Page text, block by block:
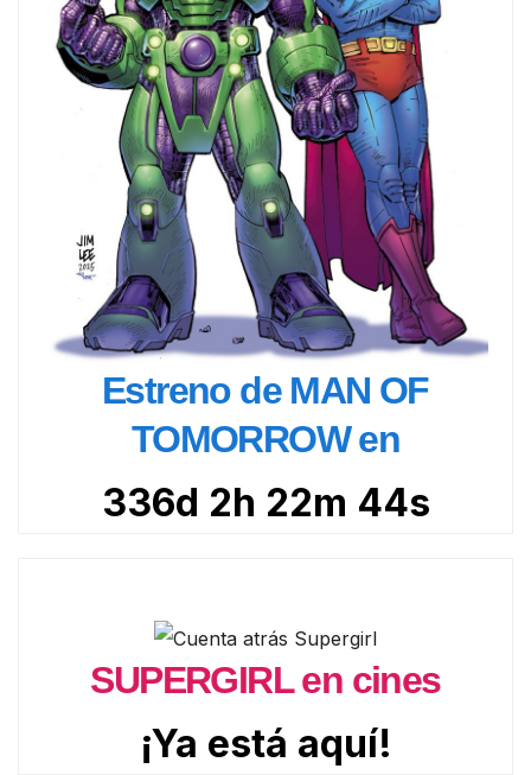
Estreno de MAN OF
TOMORROW en
336d 2h 22m 42s
SUPERGIRL en cines
¡Ya está aquí!